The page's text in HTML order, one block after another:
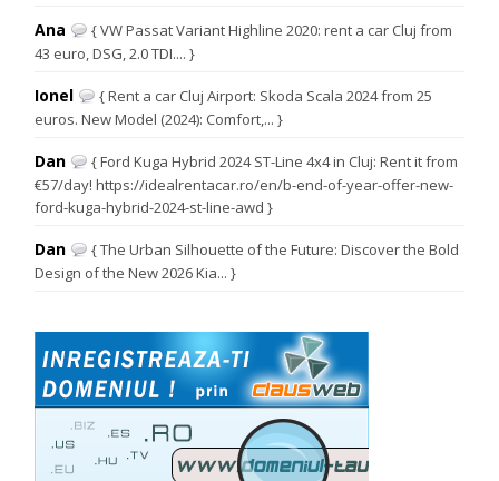
Ana
{ VW Passat Variant Highline 2020: rent a car Cluj from
43 euro, DSG, 2.0 TDI.... }
Ionel
{ Rent a car Cluj Airport: Skoda Scala 2024 from 25
euros. New Model (2024): Comfort,... }
Dan
{ Ford Kuga Hybrid 2024 ST-Line 4x4 in Cluj: Rent it from
€57/day! https://idealrentacar.ro/en/b-end-of-year-offer-new-
ford-kuga-hybrid-2024-st-line-awd }
Dan
{ The Urban Silhouette of the Future: Discover the Bold
Design of the New 2026 Kia... }